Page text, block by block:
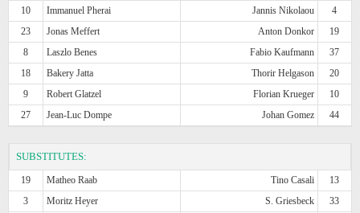
10
Immanuel Pherai Jannis Nikolaou
4
23
Jonas Meffert Anton Donkor
19
8
Laszlo Benes Fabio Kaufmann
37
18
Bakery Jatta Thorir Helgason
20
9
Robert Glatzel Florian Krueger
10
27
Jean-Luc Dompe Johan Gomez 44
SUBSTITUTES:
19 Matheo Raab Tino Casali
13
3
Moritz Heyer S. Griesbeck
33